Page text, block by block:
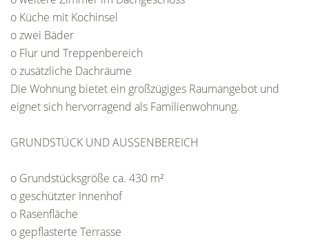
o Küche mit Kochinsel
o zwei Bäder
o Flur und Treppenbereich
o zusätzliche Dachräume
Die Wohnung bietet ein großzügiges Raumangebot und
eignet sich hervorragend als Familienwohnung.
GRUNDSTÜCK UND AUSSENBEREICH
o Grundstücksgröße ca. 430 m²
o geschützter Innenhof
o Rasenfläche
o gepflasterte Terrasse